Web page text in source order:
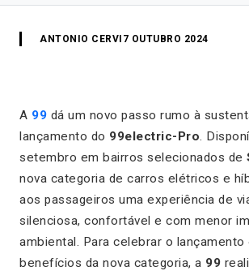
ANTONIO CERVI 7 OUTUBRO 2024
A 99 dá um novo passo rumo à
lançamento do 99electric-Pro.
setembro em bairros selecionados de
nova categoria de carros elétricos e
aos passageiros uma experiência de
silenciosa, confortável e com menor
ambiental. Para celebrar o
benefícios da nova categoria, a 99